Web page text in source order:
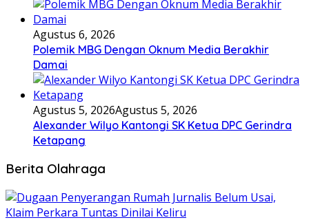
Agustus 6, 2026
Polemik MBG Dengan Oknum Media Berakhir
Damai
Agustus 5, 2026Agustus 5, 2026
Alexander Wilyo Kantongi SK Ketua DPC Gerindra
Ketapang
Berita Olahraga